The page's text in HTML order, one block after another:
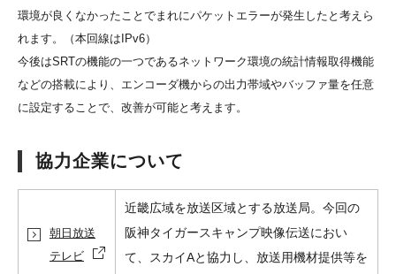
環境が良くなかったことでまれにパケットエラーが発生したと考えら
れます。（本回線はIPv6）
今後はSRTの機能の一つであるネットワーク環境の統計情報取得機能
などの搭載により、エンコーダ機からの出力帯域やバッファ量を任意
に設定することで、改善が可能と考えます。
協力企業について
朝日放送
テレビ
近畿広域を放送区域とする放送局。今回の
阪神タイガースキャンプ映像伝送におい
て、スカイAと協力し、 放送用機材提供等を